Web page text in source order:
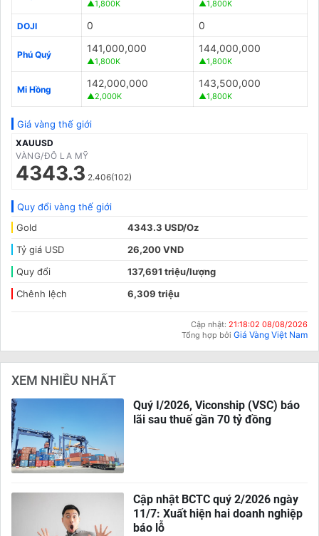
▲1,800K ▲1,800K
DOJI 0 0
Phú Quý
141,000,000
▲1,800K
144,000,000
▲1,800K
Mi Hồng
142,000,000
▲2,000K
143,500,000
▲1,800K
Giá vàng thế giới
XAUUSD
VÀNG/ĐÔ LA MỸ
4343.3 2.406(102)
Quy đổi vàng thế giới
Gold
4343.3 USD/Oz
Tỷ giá USD
26,200 VND
Quy đổi
137,691 triệu/lượng
Chênh lệch
6,309 triệu
Cập nhật: 21:18:02 08/08/2026
Tổng hợp bởi Giá Vàng Việt Nam
XEM NHIỀU NHẤT
Quý I/2026, Viconship (VSC) báo
lãi sau thuế gần 70 tỷ đồng
Cập nhật BCTC quý 2/2026 ngày
11/7: Xuất hiện hai doanh nghiệp
báo lỗ